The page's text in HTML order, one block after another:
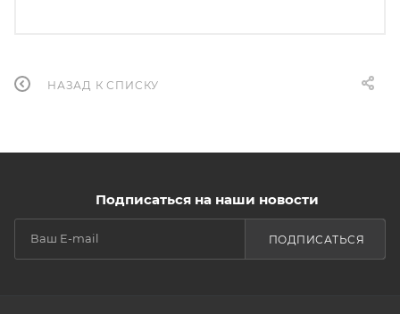
НАЗАД К СПИСКУ
Подписаться на наши новости
ПОДПИСАТЬСЯ